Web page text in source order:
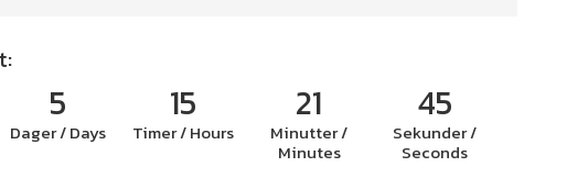
5
Dager / Days
15
Timer / Hours
21
Minutter /
Minutes
44
Sekunder /
Seconds